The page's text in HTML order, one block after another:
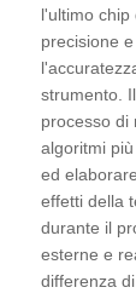
l'ultimo
precisione
strumento.
processo di
algoritmi
ed
effetti della
durante il
esterne e
differenza